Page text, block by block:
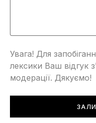
Увага! Для
лексики Ваш відгук
модерації. Дякуємо!